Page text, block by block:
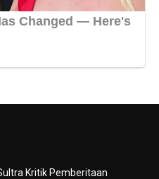
Kritik Pemberitaan